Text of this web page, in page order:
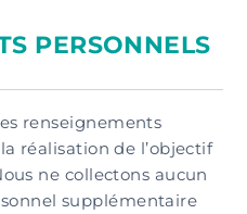
PERSONNELS
renseignements
réalisation de l’objectif
ne collectons aucun
supplémentaire